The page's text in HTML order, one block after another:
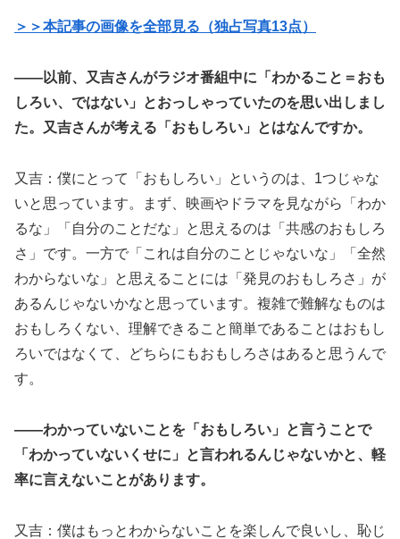
＞＞本記事の画像を全部見る（独占写真13点）
――以前、又吉さんがラジオ番組中に「わかること＝おも
しろい、ではない」とおっしゃっていたのを思い出しまし
た。又吉さんが考える「おもしろい」とはなんですか。
又吉：僕にとって「おもしろい」というのは、1つじゃな
いと思っています。まず、映画やドラマを見ながら「わか
るな」「自分のことだな」と思えるのは「共感のおもしろ
さ」です。一方で「これは自分のことじゃないな」「全然
わからないな」と思えることには「発見のおもしろさ」が
あるんじゃないかなと思っています。複雑で難解なものは
おもしろくない、理解できること簡単であることはおもし
ろいではなくて、どちらにもおもしろさはあると思うんで
す。
――わかっていないことを「おもしろい」と言うことで
「わかっていないくせに」と言われるんじゃないかと、軽
率に言えないことがあります。
又吉：僕はもっとわからないことを楽しんで良いし、恥じ